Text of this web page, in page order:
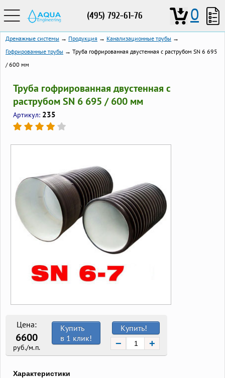
(495) 792-61-76 0
Дренажные системы → Продукция → Канализационные трубы →
Гофрированные трубы → Труба гофрированная двустенная с раструбом SN 6 695
/ 600 мм
Труба гофрированная двустенная с
раструбом SN 6 695 / 600 мм
Артикул: 235
Цена:
6600
руб./м.п.
Купить!
− +
Купить
в 1 клик!
Характеристики